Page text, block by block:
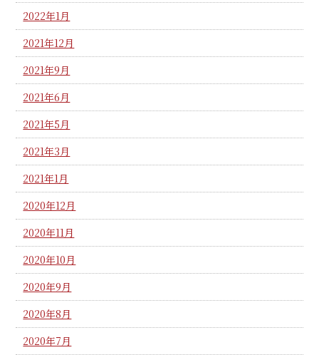
2022年1月
2021年12月
2021年9月
2021年6月
2021年5月
2021年3月
2021年1月
2020年12月
2020年11月
2020年10月
2020年9月
2020年8月
2020年7月